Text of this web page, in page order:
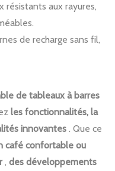
résistants aux rayures,
de recharge sans fil,
de tableaux à barres
les fonctionnalités, la
innovantes . Que ce
café confortable ou
, des développements